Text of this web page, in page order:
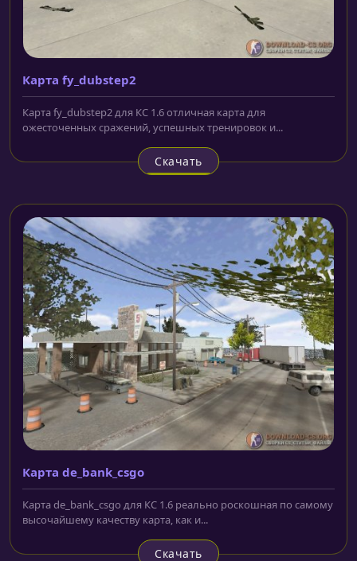
Карта fy_dubstep2
Карта fy_dubstep2 для КС 1.6 отличная карта для
ожесточенных сражений, успешных тренировок и...
Скачать
Карта de_bank_csgo
Карта de_bank_csgo для КС 1.6 реально роскошная по самому
высочайшему качеству карта, как и...
Скачать